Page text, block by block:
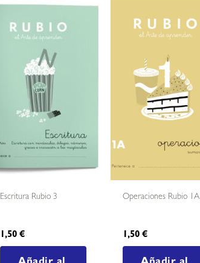
Escritura Rubio 3
1,50€
Operaciones Rubio 1A
1,50€